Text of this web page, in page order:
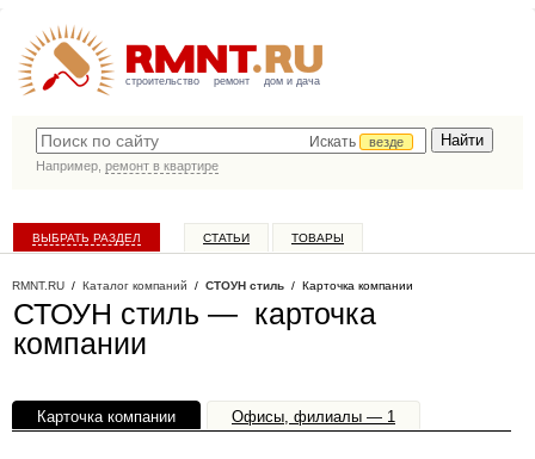
строительство ремонт дом и дача
Искать
везде
Например, ремонт в квартире
ВЫБРАТЬ РАЗДЕЛ СТАТЬИ ТОВАРЫ
RMNT.RU / Каталог компаний / СТОУН стиль / Карточка компании
СТОУН стиль — карточка
компании
Карточка компании Офисы, филиалы — 1